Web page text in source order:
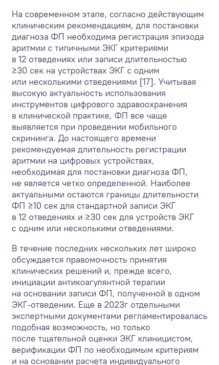
На современном этапе, согласно действующим
клиническим рекомендациям, для постановки
диагноза ФП необходима регистрация эпизода
аритмии с типичными ЭКГ критериями
в 12 отведениях или записи длительностью
≥30 сек на устройствах ЭКГ с одним
или несколькими отведениями [17]. Учитывая
высокую актуальность использования
инструментов цифрового здравоохранения
в клинической практике, ФП все чаще
выявляется при проведении мобильного
скрининга. До настоящего времени
рекомендуемая длительность регистрации
аритмии на цифровых устройствах,
необходимая для постановки диагноза ФП,
не является четко определенной. Наиболее
актуальными остаются границы длительности
ФП ≥10 сек для стандартной записи ЭКГ
в 12 отведениях и ≥30 сек для устройств ЭКГ
с одним или несколькими отведениями.
В течение последних нескольких лет широко
обсуждается правомочность принятия
клинических решений и, прежде всего,
инициации антикоагулянтной терапии
на основании записи ФП, полученной в одном
ЭКГ-отведении. Еще в 2023г отдельными
экспертными документами регламентировалась
подобная возможность, но только
после тщательной оценки ЭКГ клиницистом,
верификации ФП по необходимым критериям
и на основании расчета индивидуального